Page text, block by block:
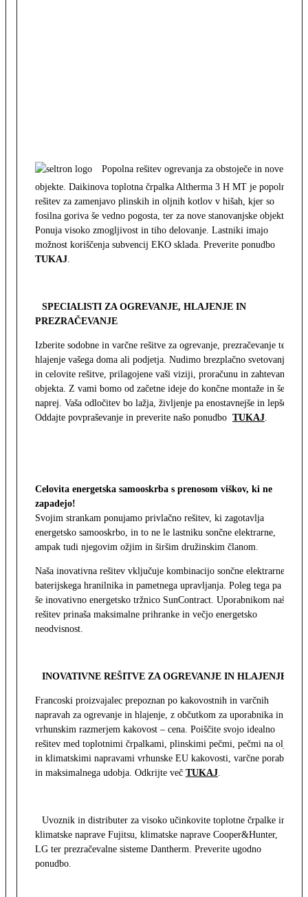
Popolna rešitev ogrevanja za obstoječe in nove
objekte. Daikinova toplotna črpalka Altherma 3 H MT je popolna
rešitev za zamenjavo plinskih in oljnih kotlov v hišah, kjer so
fosilna goriva še vedno pogosta, ter za nove stanovanjske objekte.
Ponuja visoko zmogljivost in tiho delovanje. Lastniki imajo
možnost koriščenja subvencij EKO sklada. Preverite ponudbo
TUKAJ.
SPECIALISTI ZA OGREVANJE, HLAJENJE IN
PREZRAČEVANJE
Izberite sodobne in varčne rešitve za ogrevanje, prezračevanje ter
hlajenje vašega doma ali podjetja. Nudimo brezplačno svetovanje
in celovite rešitve, prilagojene vaši viziji, proračunu in zahtevam
objekta. Z vami bomo od začetne ideje do končne montaže in še
naprej. Vaša odločitev bo lažja, življenje pa enostavnejše in lepše.
Oddajte povpraševanje in preverite našo ponudbo TUKAJ.
Celovita energetska samooskrba s prenosom viškov, ki ne
zapadejo!
Svojim strankam ponujamo privlačno rešitev, ki zagotavlja
energetsko samooskrbo, in to ne le lastniku sončne elektrarne,
ampak tudi njegovim ožjim in širšim družinskim članom.
Naša inovativna rešitev vključuje kombinacijo sončne elektrarne,
baterijskega hranilnika in pametnega upravljanja. Poleg tega pa
še inovativno energetsko tržnico SunContract. Uporabnikom naša
rešitev prinaša maksimalne prihranke in večjo energetsko
neodvisnost.
INOVATIVNE REŠITVE ZA OGREVANJE IN HLAJENJE
Francoski proizvajalec prepoznan po kakovostnih in varčnih
napravah za ogrevanje in hlajenje, z občutkom za uporabnika in z
vrhunskim razmerjem kakovost – cena. Poiščite svojo idealno
rešitev med toplotnimi črpalkami, plinskimi pečmi, pečmi na olje
in klimatskimi napravami vrhunske EU kakovosti, varčne porabe
in maksimalnega udobja. Odkrijte več TUKAJ.
Uvoznik in distributer za visoko učinkovite toplotne črpalke in
klimatske naprave Fujitsu, klimatske naprave Cooper&Hunter,
LG ter prezračevalne sisteme Dantherm. Preverite ugodno
ponudbo.